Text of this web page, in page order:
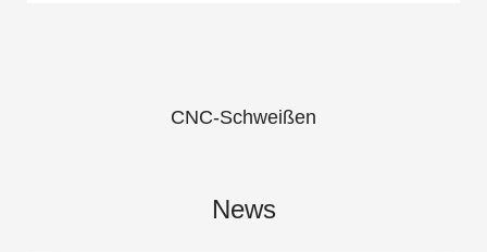
CNC-Schweißen
News